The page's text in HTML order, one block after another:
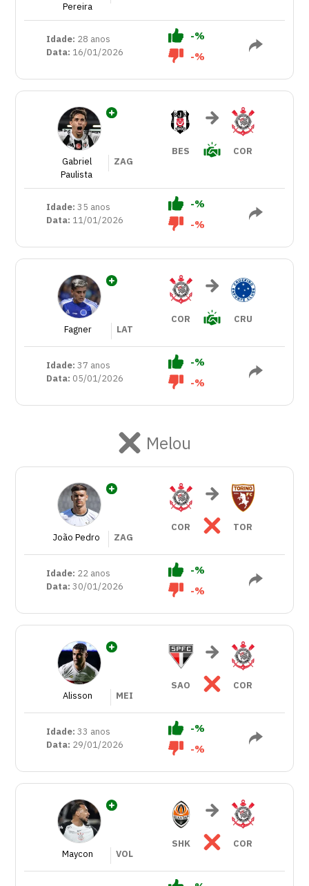
Pereira
Idade: 28 anos
Data: 16/01/2026
-%
-%
Gabriel
Paulista
ZAG
BES COR
Idade: 35 anos
Data: 11/01/2026
-%
-%
Fagner LAT
COR CRU
Idade: 37 anos
Data: 05/01/2026
-%
-%
Melou
João Pedro ZAG
COR TOR
Idade: 22 anos
Data: 30/01/2026
-%
-%
Alisson MEI
SAO COR
Idade: 33 anos
Data: 29/01/2026
-%
-%
Maycon VOL
SHK COR